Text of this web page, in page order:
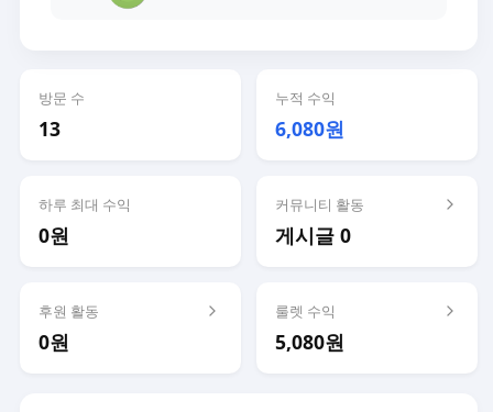
방문 수
13
누적 수익
6,080원
하루 최대 수익
0원
커뮤니티 활동
게시글 0
후원 활동
0원
룰렛 수익
5,080원